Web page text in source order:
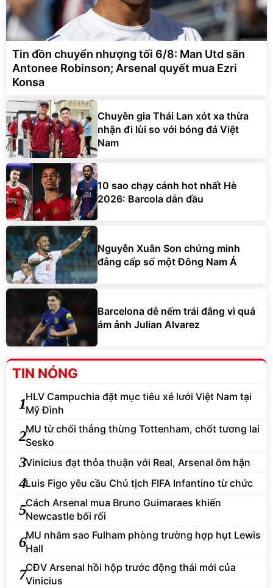
Tin đồn chuyển nhượng tối 6/8: Man Utd săn
Antonee Robinson; Arsenal quyết mua Ezri
Konsa
Chuyên gia Thái Lan xót xa thừa
nhận đi lùi so với bóng đá Việt
Nam
10 sao chạy cánh hot nhất Hè
2026: Barcola dẫn đầu
Nguyễn Xuân Son chứng minh
đẳng cấp số một Đông Nam Á
Barcelona dễ nếm trái đắng vì quá
ám ảnh Julian Alvarez
TIN NÓNG
1HLV Campuchia đặt mục tiêu xé lưới Việt Nam tại
Mỹ Đình
2MU từ chối thẳng thừng Tottenham, chốt tương lai
Sesko
3Vinicius đạt thỏa thuận với Real, Arsenal ôm hận
4Luis Figo yêu cầu Chủ tịch FIFA Infantino từ chức
5Cách Arsenal mua Bruno Guimaraes khiến
Newcastle bối rối
6MU nhắm sao Fulham phòng trường hợp hụt Lewis
Hall
7CĐV Arsenal hồi hộp trước động thái mới của
Vinicius